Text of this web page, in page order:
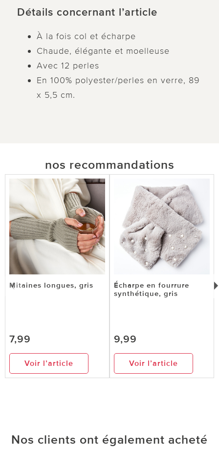
Détails concernant l’article
À la fois col et écharpe
Chaude, élégante et moelleuse
Avec 12 perles
En 100% polyester/perles en verre, 89
x 5,5 cm.
nos recommandations
Mitaines longues, gris
7,99
Voir l’article
Écharpe en fourrure
synthétique, gris
9,99
Voir l’article
Nos clients ont également acheté